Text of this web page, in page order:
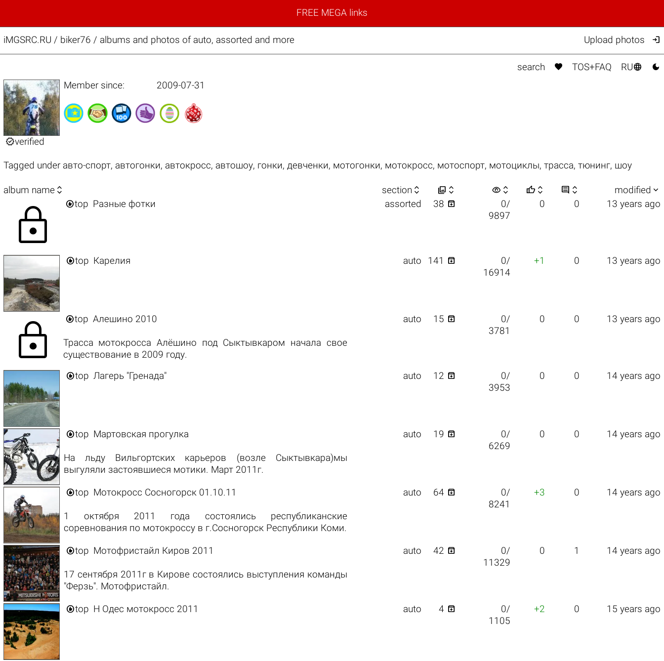
FREE MEGA links
iMGSRC.RU / biker76 / albums and photos of auto, assorted and more Upload photos 
search  TOS+FAQ RU 
verified
Member since: 2009-07-31
Tagged under авто-спорт, автогонки, автокросс, автошоу, гонки, девченки, мотогонки, мотокросс, мотоспорт, мотоциклы, трасса, тюнинг, шоу
album name  section    visibility      modified 
lock top Разные фотки assorted 38 
0/
9897
0 0 13 years ago
top Карелия auto 141 
0/
16914
+1 0 13 years ago
lock top Алешино 2010
Трасса мотокросса Алёшино под Сыктывкаром начала свое
существование в 2009 году.
auto 15 
0/
3781
0 0 13 years ago
top Лагерь "Гренада" auto 12 
0/
3953
0 0 14 years ago
top Мартовская прогулка
На льду Вильгортских карьеров (возле Сыктывкара)мы
выгуляли застоявшиеся мотики. Март 2011г.
auto 19 
0/
6269
0 0 14 years ago
top Мотокросс Сосногорск 01.10.11
1 октября 2011 года состоялись республиканские
соревнования по мотокроссу в г.Сосногорск Республики Коми.
auto 64 
0/
8241
+3 0 14 years ago
top Мотофристайл Киров 2011
17 сентября 2011г в Кирове состоялись выступления команды
"Ферзь". Мотофристайл.
auto 42 
0/
11329
0 1 14 years ago
top Н Одес мотокросс 2011 auto 4 
0/
1105
+2 0 15 years ago